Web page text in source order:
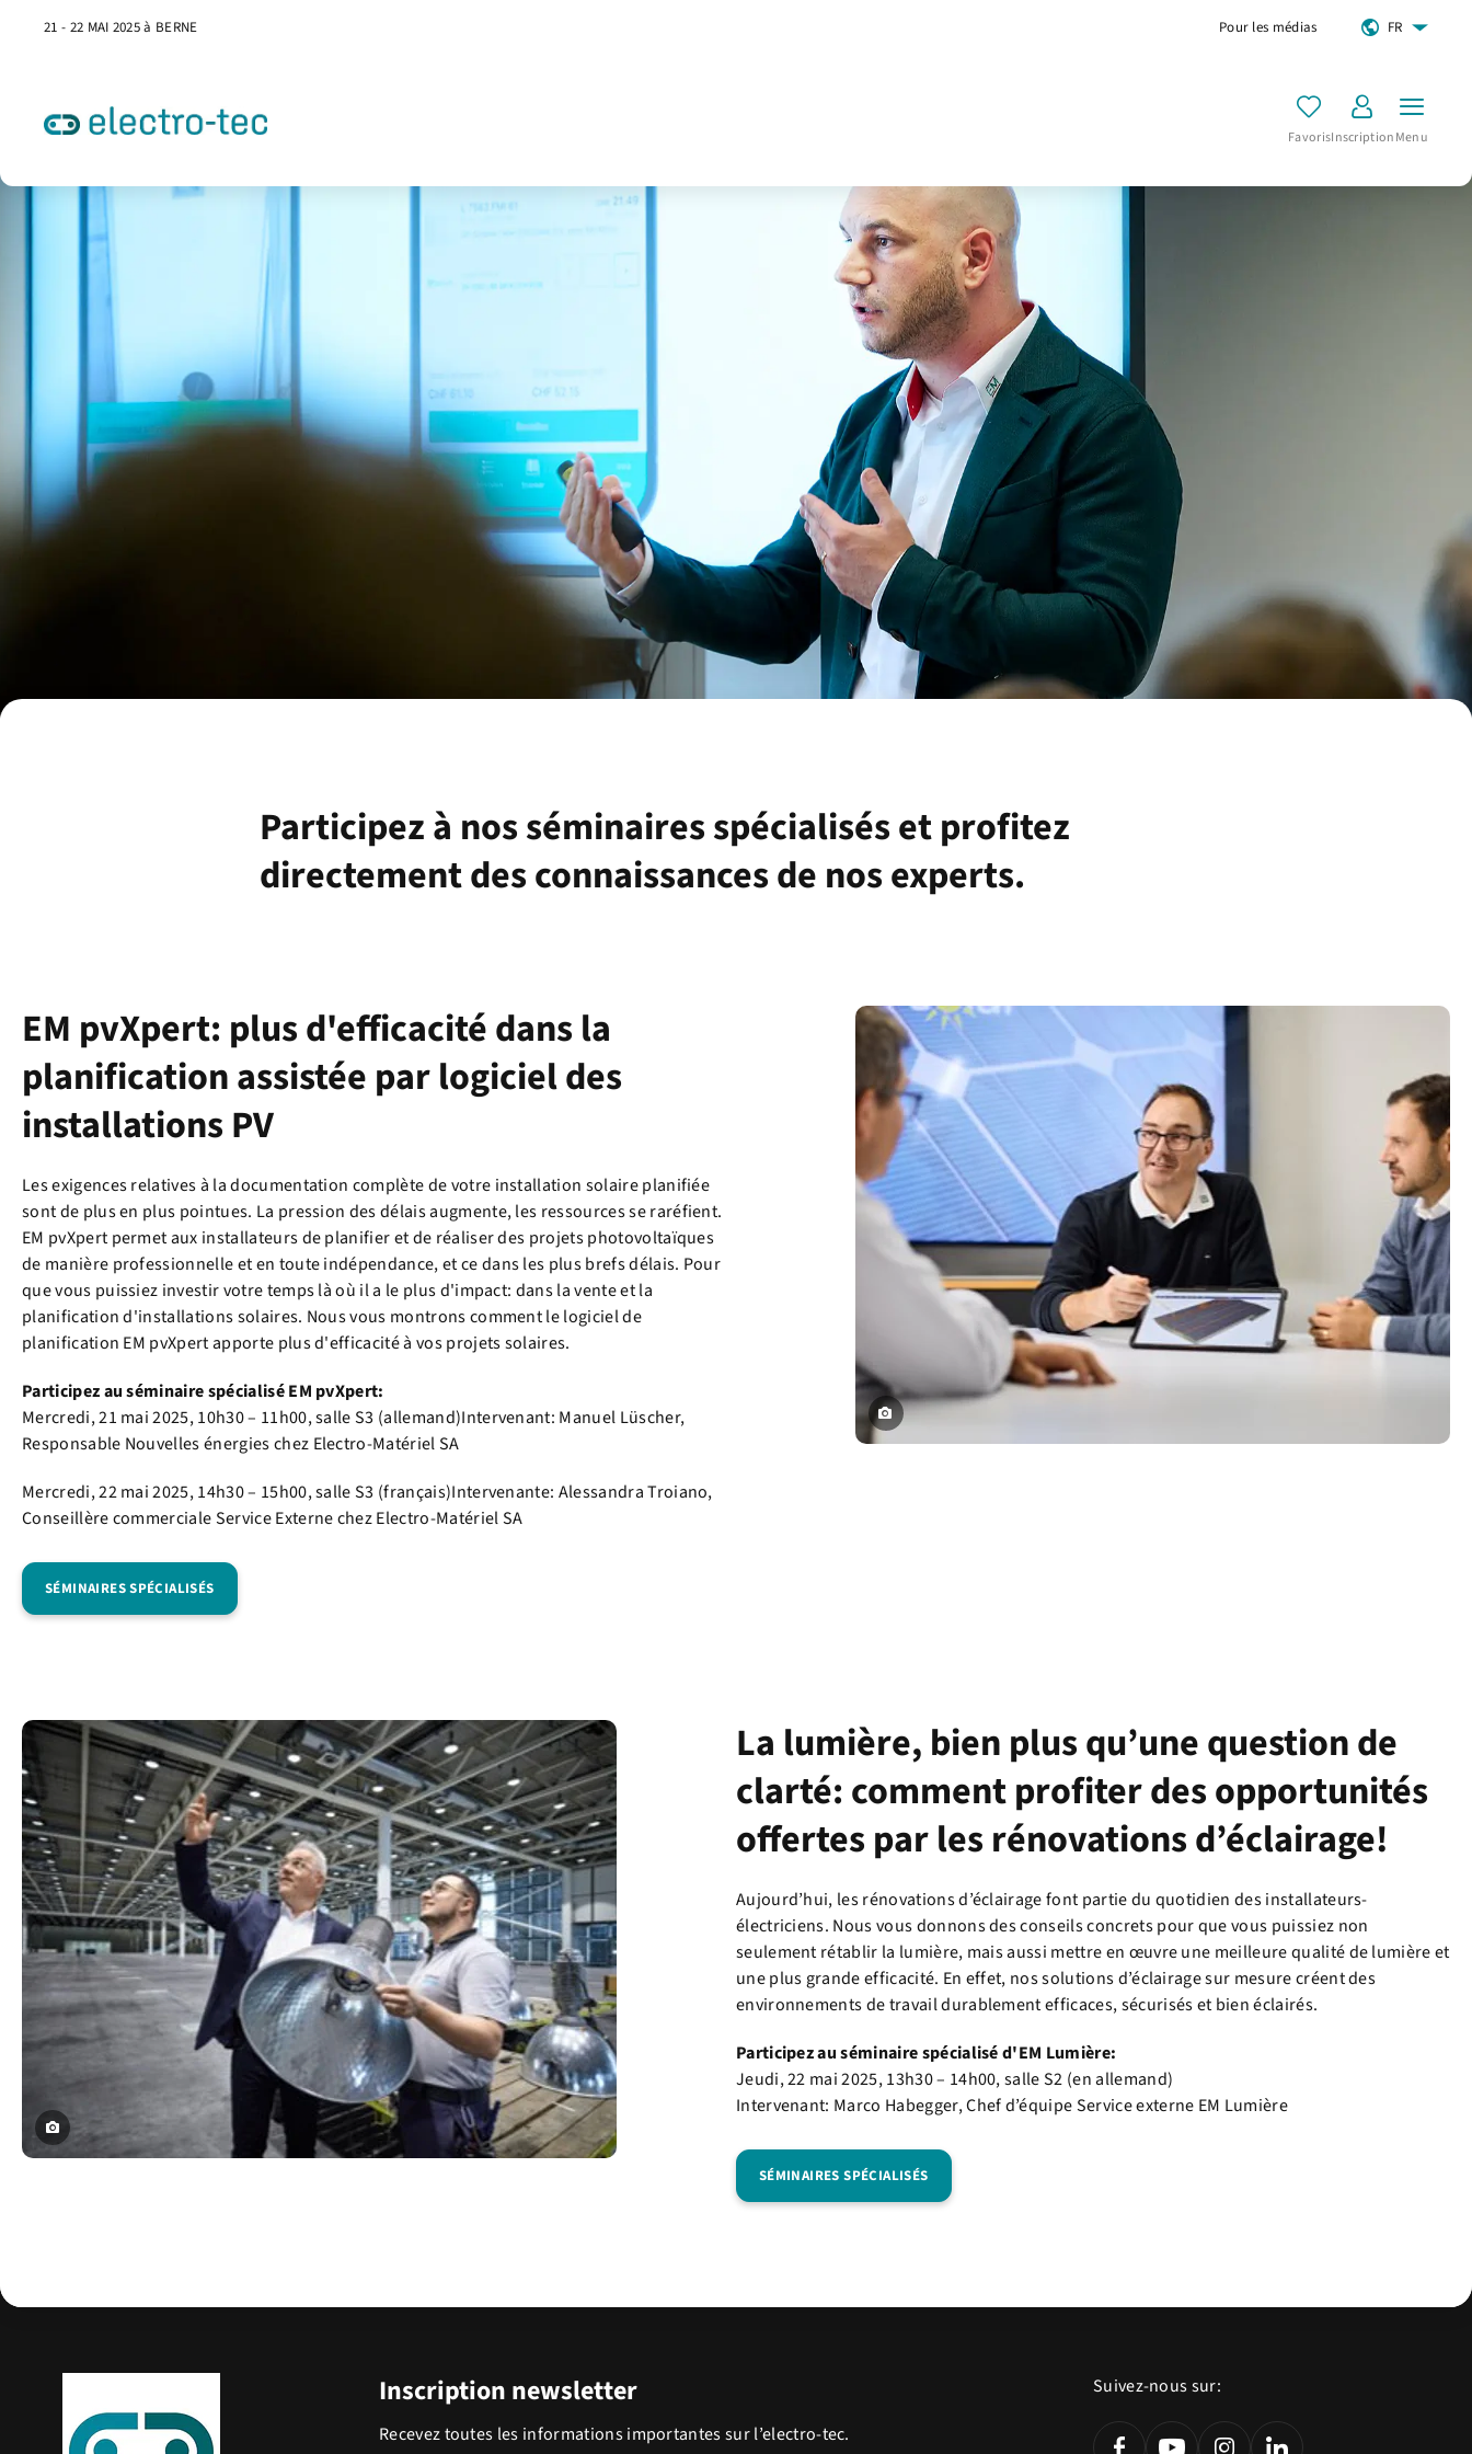
21 - 22 MAI 2025 à BERNE Pour les médias FR
FavorisInscriptionMenu
Participez à nos séminaires spécialisés et profitez
directement des connaissances de nos experts.
EM pvXpert: plus d'efficacité dans la
planification assistée par logiciel des
installations PV
Les exigences relatives à la documentation complète de votre installation solaire planifiée
sont de plus en plus pointues. La pression des délais augmente, les ressources se raréfient.
EM pvXpert permet aux installateurs de planifier et de réaliser des projets photovoltaïques
de manière professionnelle et en toute indépendance, et ce dans les plus brefs délais. Pour
que vous puissiez investir votre temps là où il a le plus d'impact: dans la vente et la
planification d'installations solaires. Nous vous montrons comment le logiciel de
planification EM pvXpert apporte plus d'efficacité à vos projets solaires.
Participez au séminaire spécialisé EM pvXpert:
Mercredi, 21 mai 2025, 10h30 – 11h00, salle S3 (allemand)Intervenant: Manuel Lüscher,
Responsable Nouvelles énergies chez Electro-Matériel SA
Mercredi, 22 mai 2025, 14h30 – 15h00, salle S3 (français)Intervenante: Alessandra Troiano,
Conseillère commerciale Service Externe chez Electro-Matériel SA
SÉMINAIRES SPÉCIALISÉS
La lumière, bien plus qu’une question de
clarté: comment profiter des opportunités
offertes par les rénovations d’éclairage!
Aujourd’hui, les rénovations d’éclairage font partie du quotidien des installateurs-
électriciens. Nous vous donnons des conseils concrets pour que vous puissiez non
seulement rétablir la lumière, mais aussi mettre en œuvre une meilleure qualité de lumière et
une plus grande efficacité. En effet, nos solutions d’éclairage sur mesure créent des
environnements de travail durablement efficaces, sécurisés et bien éclairés.
Participez au séminaire spécialisé d'EM Lumière:
Jeudi, 22 mai 2025, 13h30 – 14h00, salle S2 (en allemand)
Intervenant: Marco Habegger, Chef d’équipe Service externe EM Lumière
SÉMINAIRES SPÉCIALISÉS
Inscription newsletter
Recevez toutes les informations importantes sur l’electro-tec.
Suivez-nous sur: